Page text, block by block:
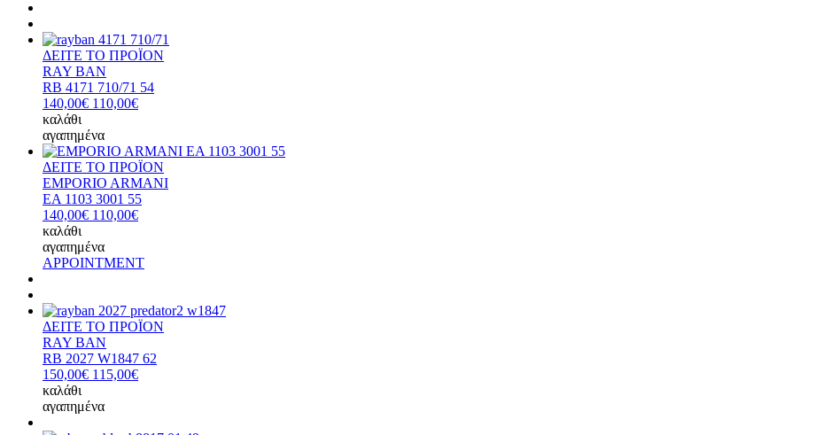
ΔΕΙΤΕ ΤΟ ΠΡΟΪΟΝ
RAY BAN
RB 4171 710/71 54
140,00€ 110,00€
καλάθι
αγαπημένα
ΔΕΙΤΕ ΤΟ ΠΡΟΪΟΝ
EMPORIO ARMANI
EA 1103 3001 55
140,00€ 110,00€
καλάθι
αγαπημένα
APPOINTMENT
ΔΕΙΤΕ ΤΟ ΠΡΟΪΟΝ
RAY BAN
RB 2027 W1847 62
150,00€ 115,00€
καλάθι
αγαπημένα